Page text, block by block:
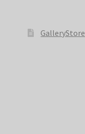
GalleryStore